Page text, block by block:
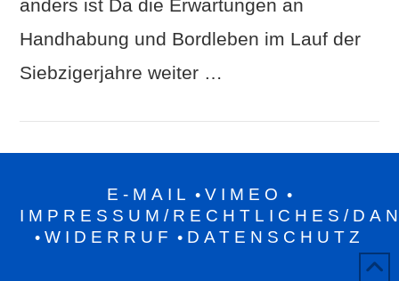
anders ist Da die Erwartungen an
Handhabung und Bordleben im Lauf der
Siebzigerjahre weiter …
E-MAIL • VIMEO •
IMPRESSUM/RECHTLICHES/
• WIDERRUF • DATENSCHUTZ